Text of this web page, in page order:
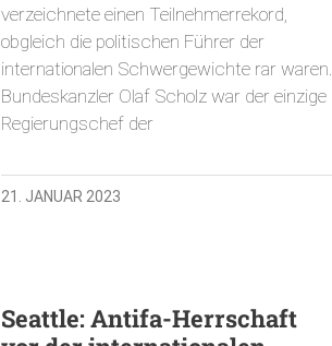
verzeichnete einen Teilnehmerrekord,
obgleich die politischen Führer der
internationalen Schwergewichte rar waren.
Bundeskanzler Olaf Scholz war der einzige
Regierungschef der
21. JANUAR 2023
Seattle: Antifa-Herrschaft